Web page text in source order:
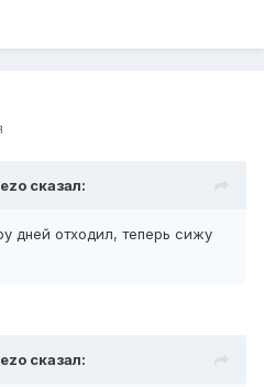
сказал:
дней отходил, теперь сижу
сказал: